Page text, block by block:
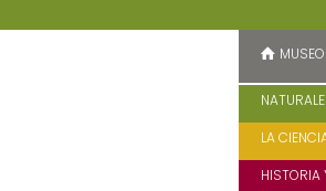
LA
HISTORIA